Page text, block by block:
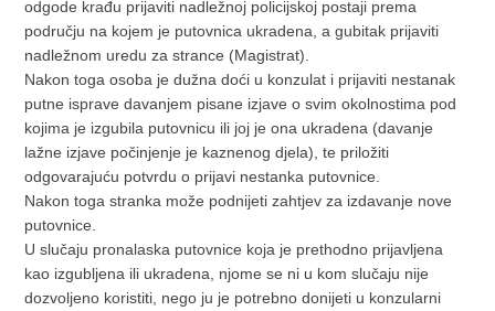
odgode krađu prijaviti nadležnoj policijskoj postaji prema
području na kojem je putovnica ukradena, a gubitak prijaviti
nadležnom uredu za strance (Magistrat).
Nakon toga osoba je dužna doći u konzulat i prijaviti nestanak
putne isprave davanjem pisane izjave o svim okolnostima pod
kojima je izgubila putovnicu ili joj je ona ukradena (davanje
lažne izjave počinjenje je kaznenog djela), te priložiti
odgovarajuću potvrdu o prijavi nestanka putovnice.
Nakon toga stranka može podnijeti zahtjev za izdavanje nove
putovnice.
U slučaju pronalaska putovnice koja je prethodno prijavljena
kao izgubljena ili ukradena, njome se ni u kom slučaju nije
dozvoljeno koristiti, nego ju je potrebno donijeti u konzularni